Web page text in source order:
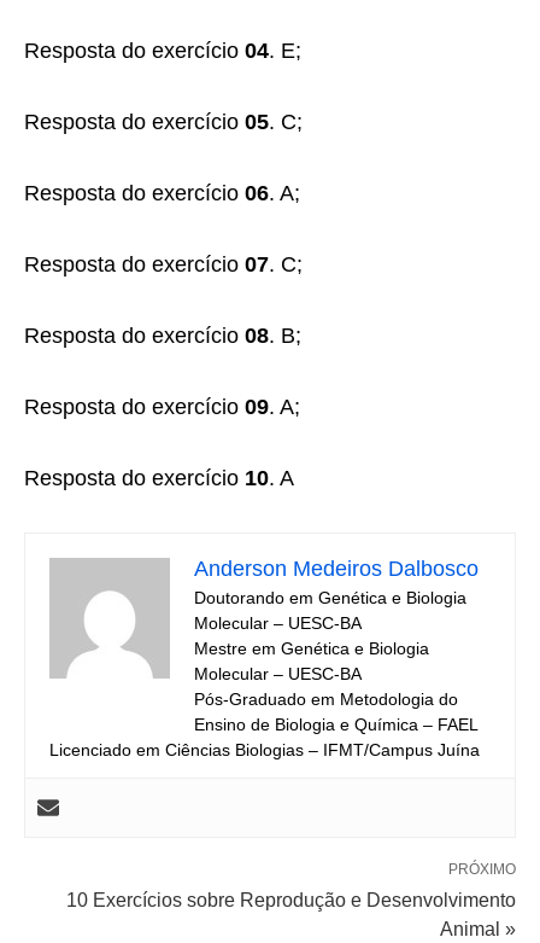
Resposta do exercício 04. E;
Resposta do exercício 05. C;
Resposta do exercício 06. A;
Resposta do exercício 07. C;
Resposta do exercício 08. B;
Resposta do exercício 09. A;
Resposta do exercício 10. A
Anderson Medeiros Dalbosco
Doutorando em Genética e Biologia
Molecular – UESC-BA
Mestre em Genética e Biologia
Molecular – UESC-BA
Pós-Graduado em Metodologia do
Ensino de Biologia e Química – FAEL
Licenciado em Ciências Biologias – IFMT/Campus Juína
PRÓXIMO
10 Exercícios sobre Reprodução e Desenvolvimento
Animal »